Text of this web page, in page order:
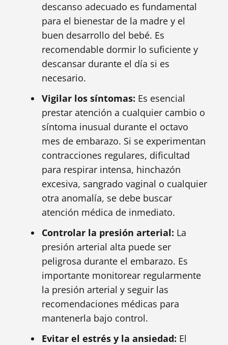
descanso adecuado es fundamental
para el bienestar de la madre y el
buen desarrollo del bebé. Es
recomendable dormir lo suficiente y
descansar durante el día si es
necesario.
Vigilar los síntomas: Es esencial
prestar atención a cualquier cambio o
síntoma inusual durante el octavo
mes de embarazo. Si se experimentan
contracciones regulares, dificultad
para respirar intensa, hinchazón
excesiva, sangrado vaginal o cualquier
otra anomalía, se debe buscar
atención médica de inmediato.
Controlar la presión arterial: La
presión arterial alta puede ser
peligrosa durante el embarazo. Es
importante monitorear regularmente
la presión arterial y seguir las
recomendaciones médicas para
mantenerla bajo control.
Evitar el estrés y la ansiedad: El